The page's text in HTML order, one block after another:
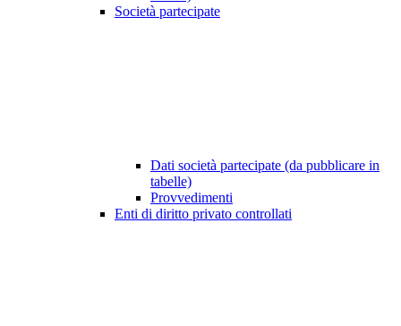
Società partecipate
Dati società partecipate (da pubblicare in
tabelle)
Provvedimenti
Enti di diritto privato controllati